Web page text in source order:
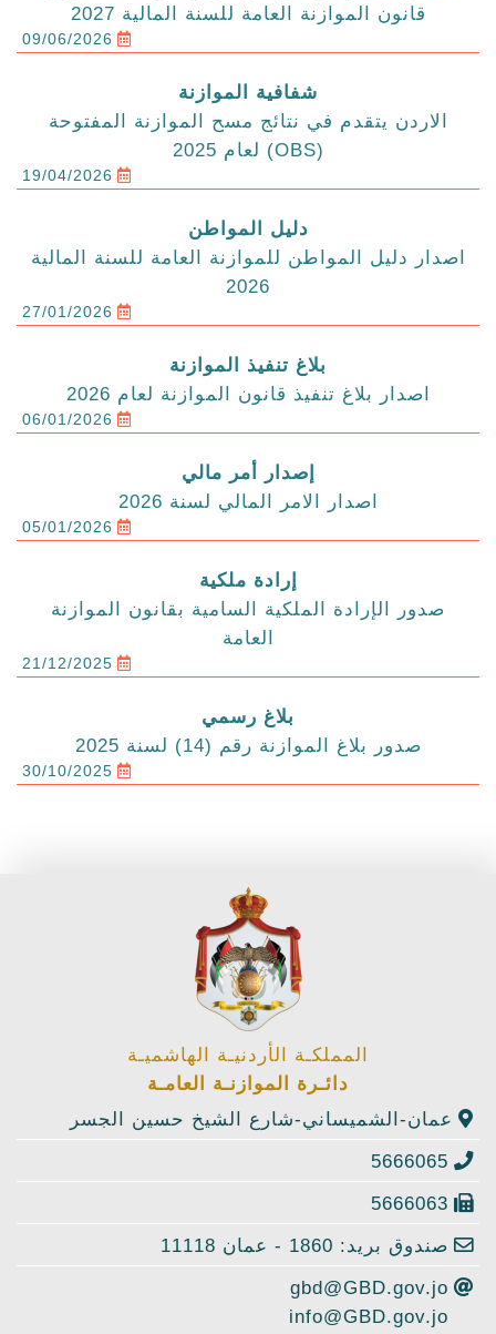
قانون الموازنة العامة للسنة المالية 2027
09/06/2026
شفافية الموازنة
الاردن يتقدم في نتائج مسح الموازنة المفتوحة
(OBS) لعام 2025
19/04/2026
دليل المواطن
اصدار دليل المواطن للموازنة العامة للسنة المالية
2026
27/01/2026
بلاغ تنفيذ الموازنة
اصدار بلاغ تنفيذ قانون الموازنة لعام 2026
06/01/2026
إصدار أمر مالي
اصدار الامر المالي لسنة 2026
05/01/2026
إرادة ملكية
صدور الإرادة الملكية السامية بقانون الموازنة
العامة
21/12/2025
بلاغ رسمي
صدور بلاغ الموازنة رقم (14) لسنة 2025
30/10/2025
المملكـة الأردنيـة الهاشميـة
دائـرة الموازنـة العامـة
عمان-الشميساني-شارع الشيخ حسين الجسر
5666065
5666063
صندوق بريد: 1860 - عمان 11118
gbd@GBD.gov.jo
info@GBD.gov.jo